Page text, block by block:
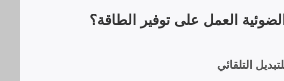
العمل على توفير الطاقة؟
التلقائي